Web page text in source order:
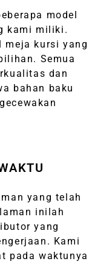
model
kami miliki.
meja kursi yang
Semua
dan
bahan baku
yang telah
inilah
yang
Kami
pada waktunya